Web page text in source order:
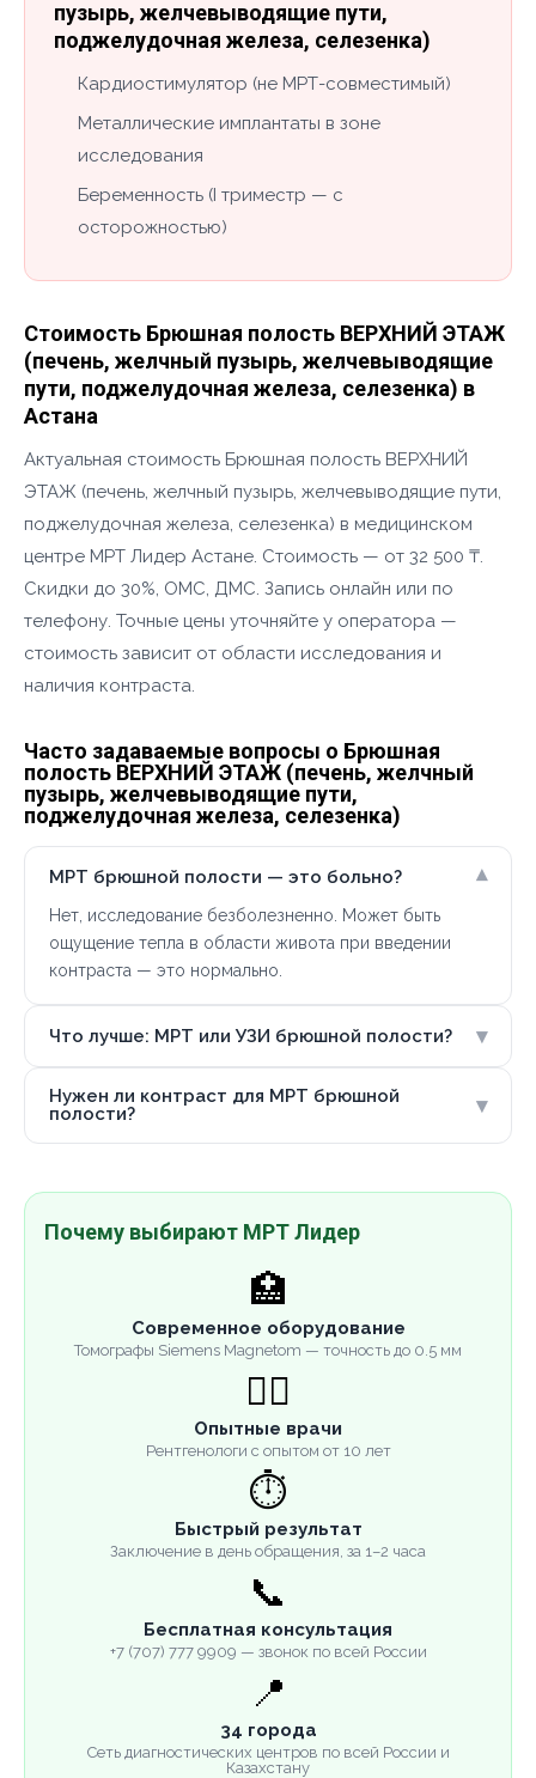
пузырь, желчевыводящие пути,
поджелудочная железа, селезенка)
Кардиостимулятор (не МРТ-совместимый)
Металлические имплантаты в зоне
исследования
Беременность (I триместр — с
осторожностью)
Стоимость Брюшная полость ВЕРХНИЙ ЭТАЖ
(печень, желчный пузырь, желчевыводящие
пути, поджелудочная железа, селезенка) в
Астана
Актуальная стоимость Брюшная полость ВЕРХНИЙ
ЭТАЖ (печень, желчный пузырь, желчевыводящие пути,
поджелудочная железа, селезенка) в медицинском
центре МРТ Лидер Астане. Стоимость — от 32 500 ₸.
Скидки до 30%, ОМС, ДМС. Запись онлайн или по
телефону. Точные цены уточняйте у оператора —
стоимость зависит от области исследования и
наличия контраста.
Часто задаваемые вопросы о Брюшная
полость ВЕРХНИЙ ЭТАЖ (печень, желчный
пузырь, желчевыводящие пути,
поджелудочная железа, селезенка)
МРТ брюшной полости — это больно? ▾
Нет, исследование безболезненно. Может быть
ощущение тепла в области живота при введении
контраста — это нормально.
Что лучше: МРТ или УЗИ брюшной полости? ▾
Нужен ли контраст для МРТ брюшной
полости?
▾
Почему выбирают МРТ Лидер
🏥
Современное оборудование
Томографы Siemens Magnetom — точность до 0.5 мм
👨‍⚕️
Опытные врачи
Рентгенологи с опытом от 10 лет
⏱️
Быстрый результат
Заключение в день обращения, за 1–2 часа
📞
Бесплатная консультация
+7 (707) 777 9909 — звонок по всей России
📍
34 города
Сеть диагностических центров по всей России и
Казахстану